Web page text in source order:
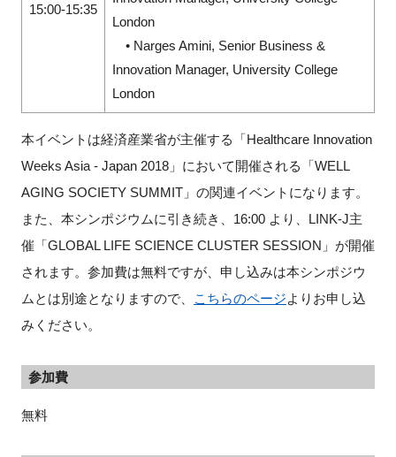
15:00-15:35
London
• Narges Amini, Senior Business &
Innovation Manager, University College
London
本イベントは経済産業省が主催する「Healthcare Innovation
Weeks Asia - Japan 2018」において開催される「WELL
AGING SOCIETY SUMMIT」の関連イベントになります。
また、本シンポジウムに引き続き、16:00 より、LINK-J主
催「GLOBAL LIFE SCIENCE CLUSTER SESSION」が開催
されます。参加費は無料ですが、申し込みは本シンポジウ
ムとは別途となりますので、
こちらのページよりお申し込
みください。
参加費
無料